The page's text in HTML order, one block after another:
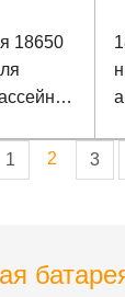
18650
1 2 3